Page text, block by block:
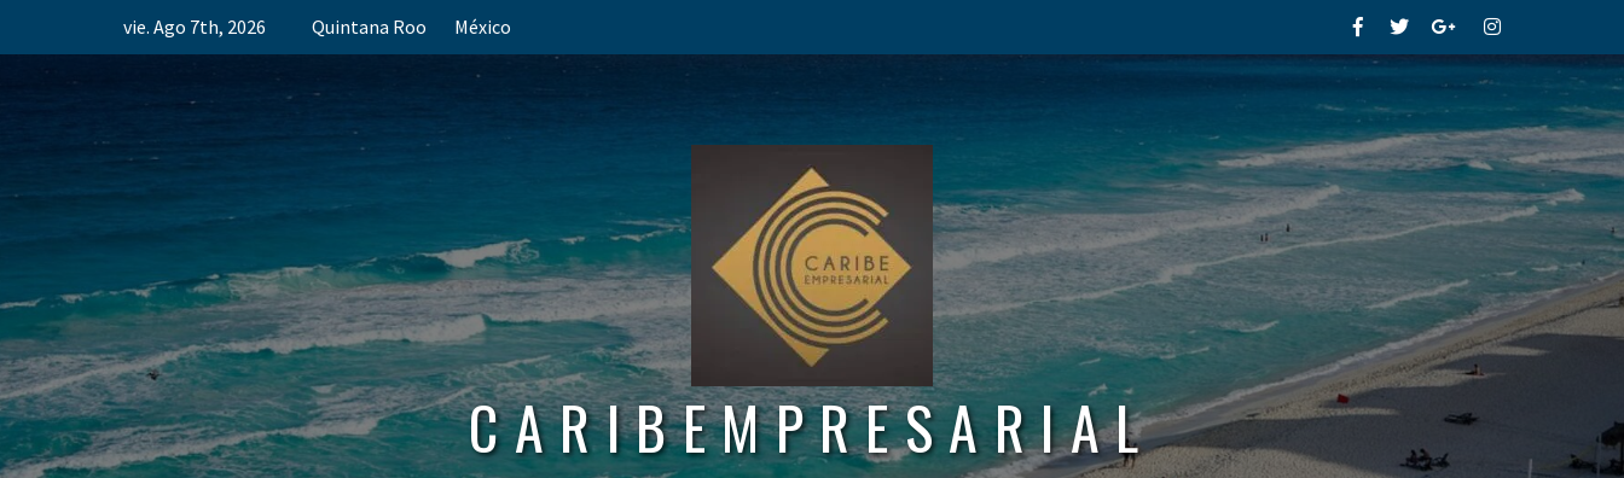
vie. Ago 7th, 2026 Quintana Roo México FacebookTwitterGoogle+Instagram
CARIBEMPRESARIAL